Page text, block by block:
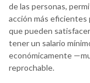
de las personas,
acción más eficientes
que pueden
tener un salario
económicamente
reprochable.